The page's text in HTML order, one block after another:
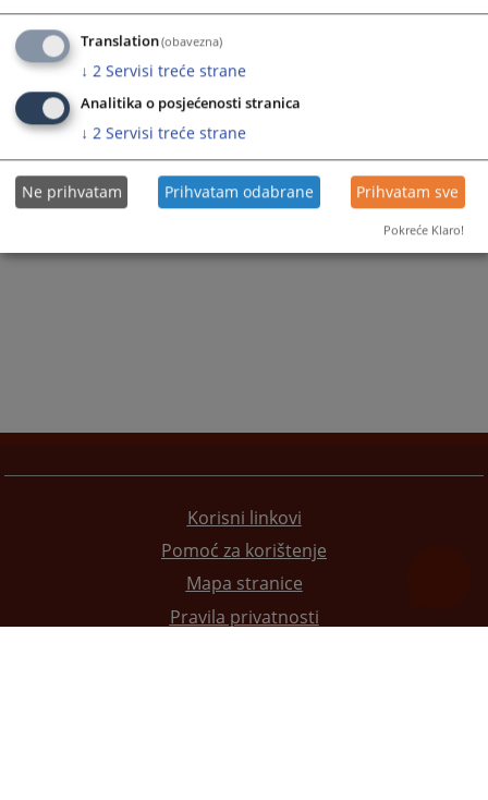
Korisni linkovi
Pomoć za korištenje
Mapa stranice
Pravila privatnosti
Translation(obavezna)
↓ 2 Servisi treće strane
Analitika o posjećenosti stranica
↓ 2 Servisi treće strane
Ne prihvatam Prihvatam odabrane Prihvatam sve
Pokreće Klaro!